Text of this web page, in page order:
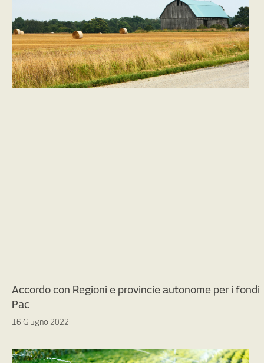
Accordo con Regioni e provincie autonome per i fondi
Pac
16 Giugno 2022